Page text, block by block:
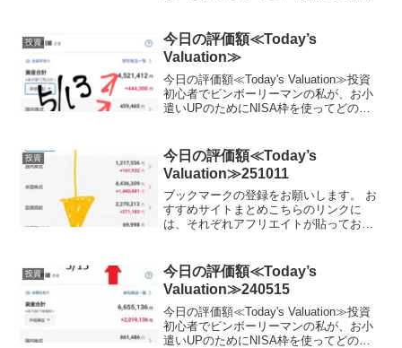
でビンボーリーマンの私が、お小遣いUP
のためにNISA枠を使...
投資
今日の評価額≪Today’s
Valuation≫
今日の評価額≪Today's Valuation≫投資
初心者でビンボーリーマンの私が、お小
遣いUPのためにNISA枠を使ってどの銘
きるだけ投資に回すようにしています。
終...
投資
今日の評価額≪Today’s
Valuation≫251011
ブックマークの登録をお願いします。 お
すすめサイトまとめこちらのリンクに
は、それぞれアフリエイトが貼っており
でビンボーリーマンの私が、お小遣いUP
のためにNISA枠を使...
投資
今日の評価額≪Today’s
Valuation≫240515
今日の評価額≪Today's Valuation≫投資
初心者でビンボーリーマンの私が、お小
遣いUPのためにNISA枠を使ってどの銘